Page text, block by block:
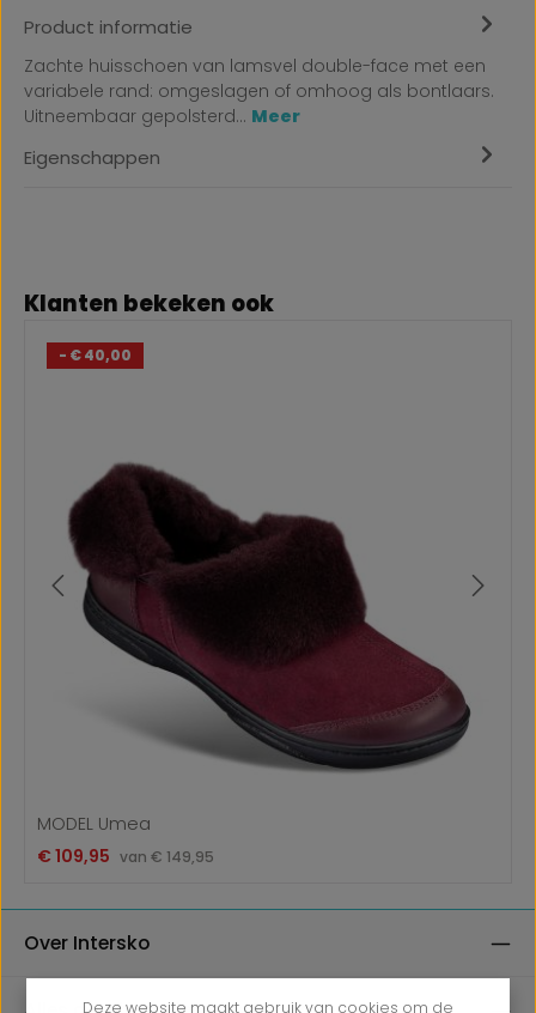
Product informatie
Zachte huisschoen van lamsvel double-face met een
variabele rand: omgeslagen of omhoog als bontlaars.
Uitneembaar gepolsterd… Meer
Eigenschappen
Productgalerij overslaan
Klanten bekeken ook
- € 40,00
MODEL Umea
Verkoopprijs:
€ 109,95 vanNormale prijs:
€ 149,95
Over Intersko
Deze website maakt gebruik van cookies om de